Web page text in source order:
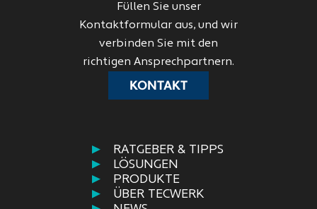
RATGEBER & TIPPS
LÖSUNGEN
PRODUKTE
ÜBER TECWERK
Füllen Sie unser
Kontaktformular aus, und wir
verbinden Sie mit den
richtigen Ansprechpartnern.
KONTAKT